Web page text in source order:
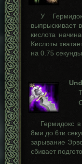
У
выпрыскивает
кислота
Кислоты
на 0.75
Гермидокс
8ми до 6ти
зарывание
сбивает